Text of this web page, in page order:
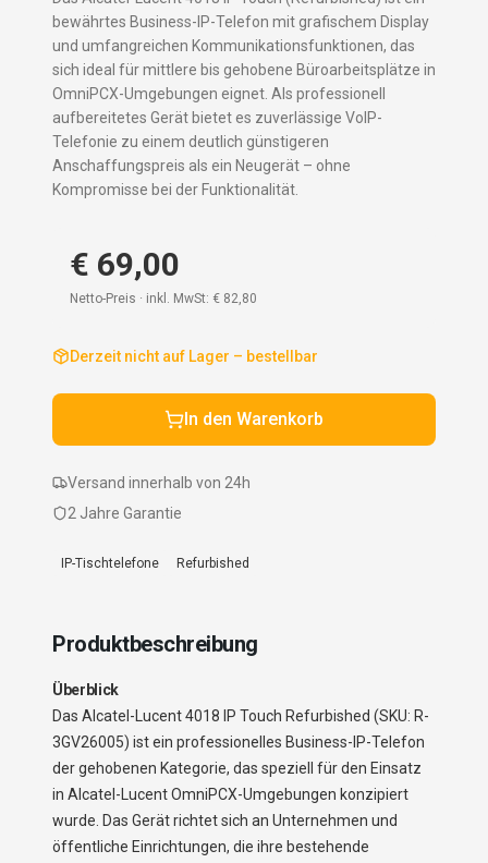
bewährtes Business-IP-Telefon mit grafischem Display
und umfangreichen Kommunikationsfunktionen, das
sich ideal für mittlere bis gehobene Büroarbeitsplätze in
OmniPCX-Umgebungen eignet. Als professionell
aufbereitetes Gerät bietet es zuverlässige VoIP-
Telefonie zu einem deutlich günstigeren
Anschaffungspreis als ein Neugerät – ohne
Kompromisse bei der Funktionalität.
€ 69,00
Netto-Preis · inkl. MwSt: € 82,80
Derzeit nicht auf Lager – bestellbar
In den Warenkorb
Versand innerhalb von 24h
2 Jahre Garantie
IP-Tischtelefone Refurbished
Produktbeschreibung
Überblick
Das Alcatel-Lucent 4018 IP Touch Refurbished (SKU: R-
3GV26005) ist ein professionelles Business-IP-Telefon
der gehobenen Kategorie, das speziell für den Einsatz
in Alcatel-Lucent OmniPCX-Umgebungen konzipiert
wurde. Das Gerät richtet sich an Unternehmen und
öffentliche Einrichtungen, die ihre bestehende